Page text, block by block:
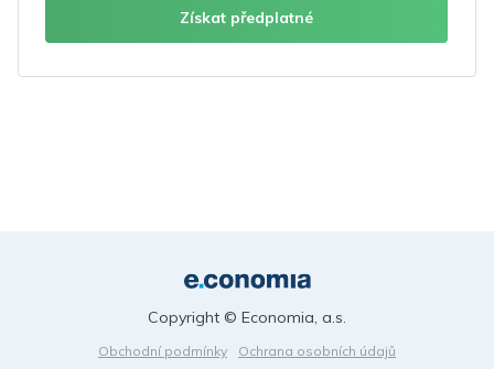
Získat předplatné
Obchodní podmínky
Ochrana osobních údajů
Copyright © Economia, a.s.